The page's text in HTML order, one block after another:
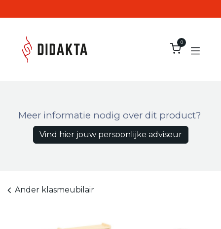
0
Meer informatie nodig over dit product?
Vind hier jouw persoonlijke adviseur
Ander klasmeubilair